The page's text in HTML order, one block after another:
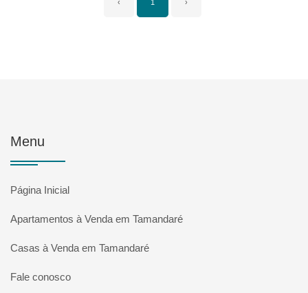
‹ 1 ›
Menu
Página Inicial
Apartamentos à Venda em Tamandaré
Casas à Venda em Tamandaré
Fale conosco